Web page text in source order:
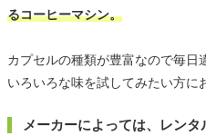
るコーヒーマシン。
カプセルの種類が豊富なので毎日
いろいろな味を試してみたい方に
メーカーによっては、レンタ